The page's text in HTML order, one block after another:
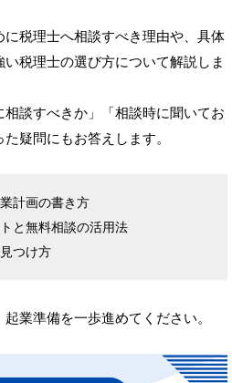
税理士へ相談すべき理由や、具体
税理士の選び方について解説しま
相談すべきか」「相談時に聞いてお
疑問にもお答えします。
計画の書き方
と無料相談の活用法
つけ方
業準備を一歩進めてください。